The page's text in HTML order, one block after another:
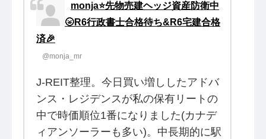
monja⭐️先物売建ヘッジ資産防衛中
🌝R6行政書士合格待ち&R6宅建合格
済🎉
@monja_mr
J-REIT整理。今日買い増ししたアドバ
ンス・レジデンスが私の保有リートの
中で時価順位1番になりました(カナデ
ィアンソーラーも多い)。中長期的に駅